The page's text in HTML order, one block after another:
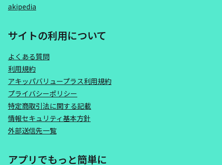
akipedia
サイトの利用について
よくある質問
利用規約
アキッパバリュープラス利用規約
プライバシーポリシー
特定商取引法に関する記載
情報セキュリティ基本方針
外部送信先一覧
アプリでもっと簡単に